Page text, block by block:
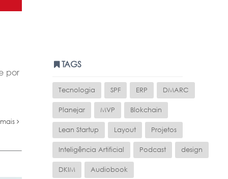
por
TAGS
Tecnologia SPF ERP DMARC
Planejar MVP Blokchain
Lean Startup Layout Projetos
Inteligência Artificial Podcast design
DKIM Audiobook